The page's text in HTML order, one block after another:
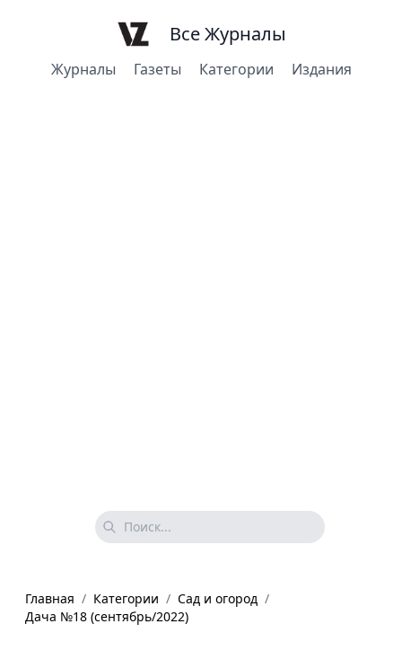
Журналы Газеты Категории Издания
Все Журналы
Главная / Категории / Сад и огород /
Дача №18 (сентябрь/2022)